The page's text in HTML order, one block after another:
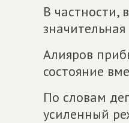
В частности,
Алияров
состояние
По словам
усиленный